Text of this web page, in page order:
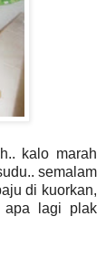
kalo marah
semalam
di kuorkan,
apa lagi plak